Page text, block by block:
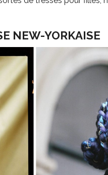
NEW-YORKAISE